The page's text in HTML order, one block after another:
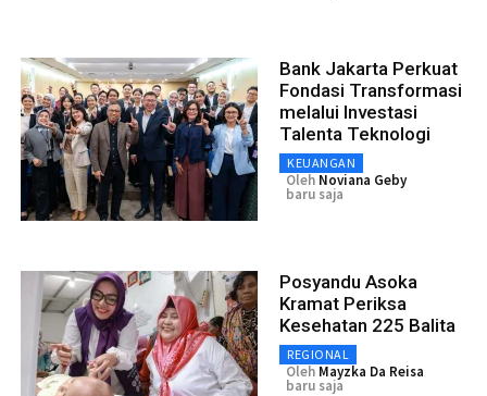
Bank Jakarta Perkuat
Fondasi Transformasi
melalui Investasi
Talenta Teknologi
KEUANGAN
Oleh Noviana Geby
baru saja
Posyandu Asoka
Kramat Periksa
Kesehatan 225 Balita
REGIONAL
Oleh Mayzka Da Reisa
baru saja